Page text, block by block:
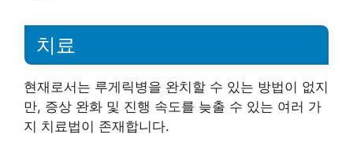
치료
현재로서는 루게릭병을 완치할 수 있는 방법이 없지
만, 증상 완화 및 진행 속도를 늦출 수 있는 여러 가
지 치료법이 존재합니다.